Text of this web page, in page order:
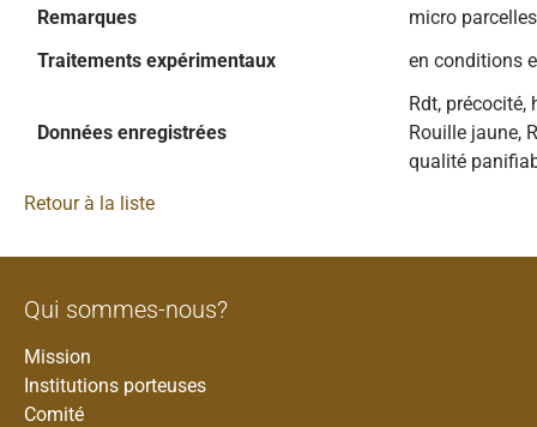
Remarques
micro
Traitements expérimentaux
en conditions
Données enregistrées
Rdt, précocité,
Rouille jaune,
qualité
Retour à la liste
Qui sommes-nous?
Mission
Institutions porteuses
Comité